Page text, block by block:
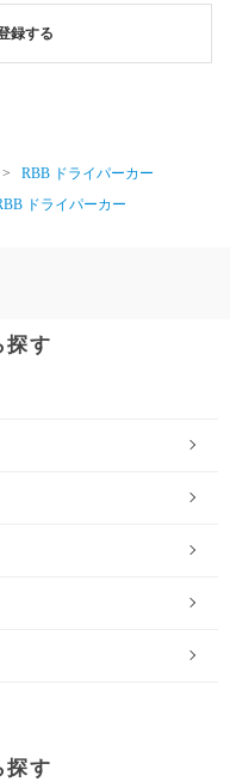
録する
>
RBB ドライパーカー
ドライパーカー
探す
探す